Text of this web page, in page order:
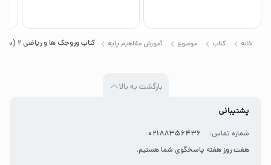
خانه کتاب موضوع آموزش مفاهیم پایه کتاب وروجک ها و ریاضی 2 (سطح 2) اثر ناتالی لدو ترجمه پریسا هاشمی طاهری نشر پرتقال
بازگشت به بالا
پشتیبانی
شماره تماس:
02188356436
هفت روز هفته پاسخگوی شما هستیم.